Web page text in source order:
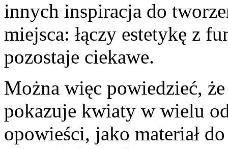
innych inspiracja do
miejsca: łączy estetykę z
pozostaje ciekawe.
Można więc powiedzieć,
pokazuje kwiaty w wielu
opowieści, jako materiał